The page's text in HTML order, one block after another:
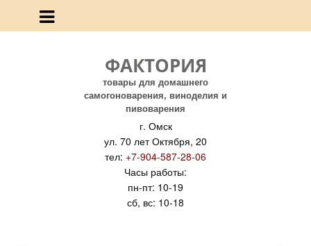
ФАКТОРИЯ
товары для домашнего
самогоноварения, виноделия и
пивоварения
г. Омск
ул. 70 лет Октября, 20
тел: +7-904-587-28-06
Часы работы:
пн-пт: 10-19
сб, вс: 10-18